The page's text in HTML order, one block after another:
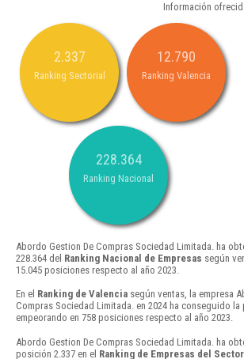
Información
2.337
Ranking Sectorial
12.790
Ranking Valencia
228.364
Ranking Nacional
Abordo Gestion De Compras Sociedad Limitada. ha
228.364 del Ranking Nacional de Empresas según
15.045 posiciones respecto al año 2023.
En el Ranking de Valencia según ventas, la empresa
Compras Sociedad Limitada. en 2024 ha conseguido la
empeorando en 758 posiciones respecto al año 2023.
Abordo Gestion De Compras Sociedad Limitada. ha
posición 2.337 en el Ranking de Empresas del